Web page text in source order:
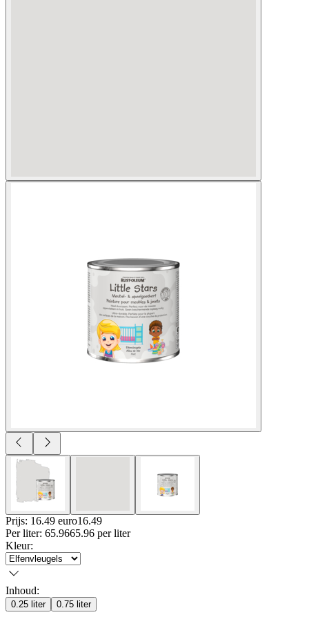
Prijs: 16.49 euro16.49
Per liter: 65.9665.96 per liter
Kleur:
Inhoud:
0.25 liter 0.75 liter